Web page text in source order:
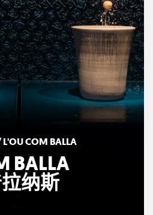
L'OU COM BALLA
BALLA
纳斯